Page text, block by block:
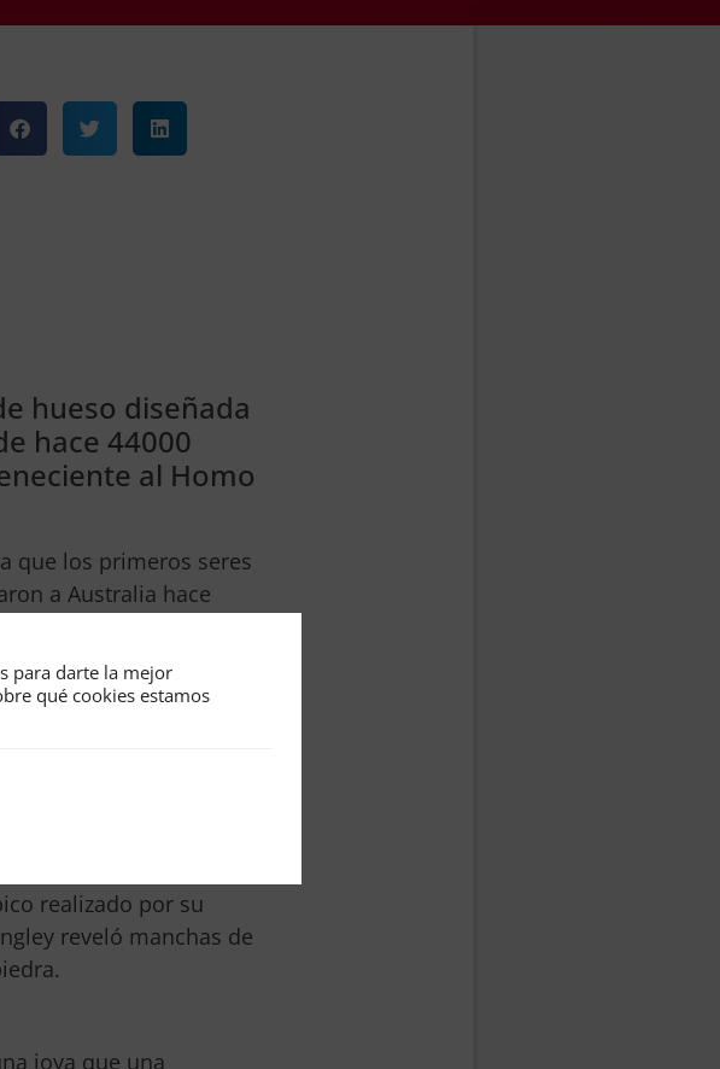
hueso diseñada
hace 44000
al Homo
que los primeros seres
a Australia hace
contemporáneos en
13 centímetros de
rocoso en la región de
realizado por su
reveló manchas de
joya que una
para darte la mejor
qué cookies estamos